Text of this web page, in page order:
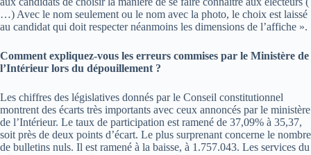
…) Avec le nom seulement ou le nom avec la photo, le choix est laissé
au candidat qui doit respecter néanmoins les dimensions de l’affiche ».
Comment expliquez-vous les erreurs commises par le Ministère de
l’Intérieur lors du dépouillement ?
Les chiffres des législatives donnés par le Conseil constitutionnel
montrent des écarts très importants avec ceux annoncés par le ministère
de l’Intérieur. Le taux de participation est ramené de 37,09% à 35,37,
soit près de deux points d’écart. Le plus surprenant concerne le nombre
de bulletins nuls. Il est ramené à la baisse, à 1.757.043. Les services du